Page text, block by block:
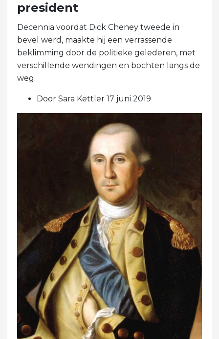
president
Decennia voordat Dick Cheney tweede in
bevel werd, maakte hij een verrassende
beklimming door de politieke gelederen, met
verschillende wendingen en bochten langs de
weg.
Door Sara Kettler 17 juni 2019